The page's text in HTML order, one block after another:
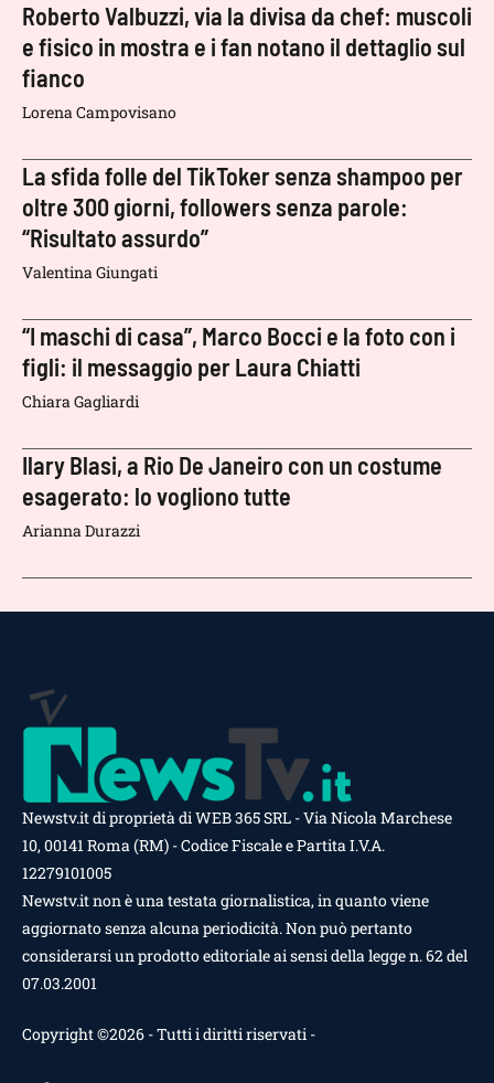
Roberto Valbuzzi, via la divisa da chef: muscoli
e fisico in mostra e i fan notano il dettaglio sul
fianco
Lorena Campovisano
La sfida folle del TikToker senza shampoo per
oltre 300 giorni, followers senza parole:
“Risultato assurdo”
Valentina Giungati
“I maschi di casa”, Marco Bocci e la foto con i
figli: il messaggio per Laura Chiatti
Chiara Gagliardi
Ilary Blasi, a Rio De Janeiro con un costume
esagerato: lo vogliono tutte
Arianna Durazzi
Newstv.it di proprietà di WEB 365 SRL - Via Nicola Marchese
10, 00141 Roma (RM) - Codice Fiscale e Partita I.V.A.
12279101005
Newstv.it non è una testata giornalistica, in quanto viene
aggiornato senza alcuna periodicità. Non può pertanto
considerarsi un prodotto editoriale ai sensi della legge n. 62 del
07.03.2001
Copyright ©2026 - Tutti i diritti riservati -